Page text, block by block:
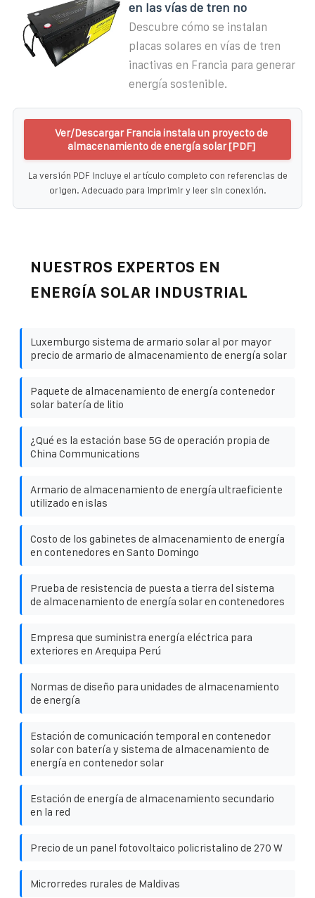
en las vías de tren no
Descubre cómo se instalan
placas solares en vías de tren
inactivas en Francia para generar
energía sostenible.
Ver/Descargar Francia instala un proyecto de
almacenamiento de energía solar [PDF]
La versión PDF incluye el artículo completo con referencias de
origen. Adecuado para imprimir y leer sin conexión.
NUESTROS EXPERTOS EN
ENERGÍA SOLAR INDUSTRIAL
Luxemburgo sistema de armario solar al por mayor
precio de armario de almacenamiento de energía solar
Paquete de almacenamiento de energía contenedor
solar batería de litio
¿Qué es la estación base 5G de operación propia de
China Communications
Armario de almacenamiento de energía ultraeficiente
utilizado en islas
Costo de los gabinetes de almacenamiento de energía
en contenedores en Santo Domingo
Prueba de resistencia de puesta a tierra del sistema
de almacenamiento de energía solar en contenedores
Empresa que suministra energía eléctrica para
exteriores en Arequipa Perú
Normas de diseño para unidades de almacenamiento
de energía
Estación de comunicación temporal en contenedor
solar con batería y sistema de almacenamiento de
energía en contenedor solar
Estación de energía de almacenamiento secundario
en la red
Precio de un panel fotovoltaico policristalino de 270 W
Microrredes rurales de Maldivas